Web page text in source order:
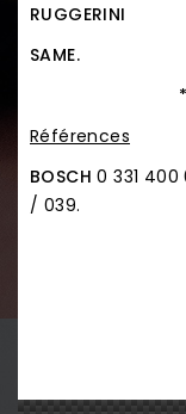
RUGGERINI
SAME.
Références
BOSCH 0 331
/ 039.